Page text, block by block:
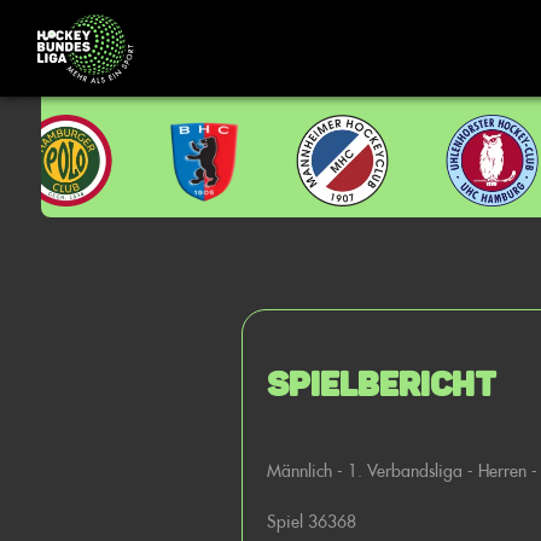
Spielbericht
Männlich - 1. Verbandsliga - Herren -
Spiel 36368